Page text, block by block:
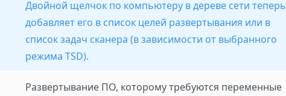
Двойной щелчок по компьютеру в дереве сети теперь
добавляет его в список целей развертывания или в
список задач сканера (в зависимости от выбранного
режима TSD).
Развертывание ПО, которому требуются переменные